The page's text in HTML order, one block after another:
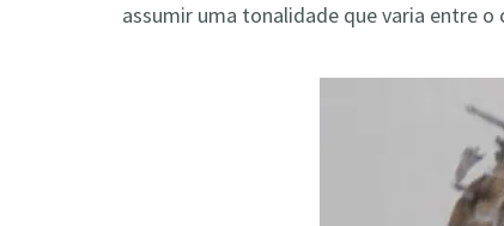
assumir uma tonalidade que varia entre